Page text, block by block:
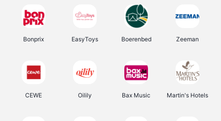
Bonprix EasyToys Boerenbed Zeeman
CEWE Oilily Bax Music Martin's Hotels